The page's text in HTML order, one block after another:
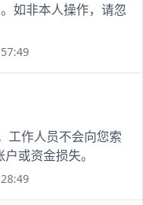
如非本人操作，请忽
工作人员不会向您索
或资金损失。